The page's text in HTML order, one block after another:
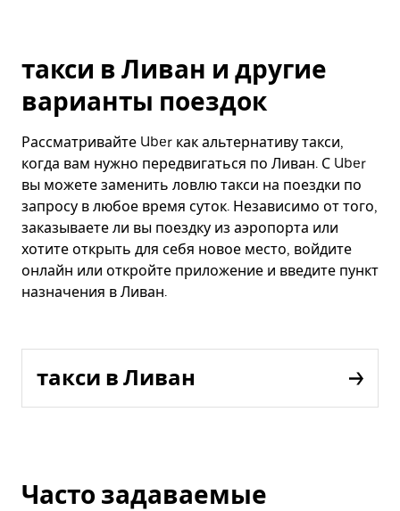
такси в Ливан и другие
варианты поездок
Рассматривайте Uber как альтернативу такси,
когда вам нужно передвигаться по Ливан. С Uber
вы можете заменить ловлю такси на поездки по
запросу в любое время суток. Независимо от того,
заказываете ли вы поездку из аэропорта или
хотите открыть для себя новое место, войдите
онлайн или откройте приложение и введите пункт
назначения в Ливан.
такси в Ливан
Часто задаваемые